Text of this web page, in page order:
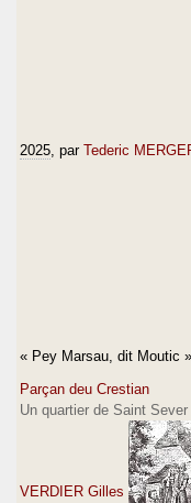
2025 , par Tederic
« Pey Marsau, dit Moutic
Parçan deu Crestian
Un quartier de Saint Sever
VERDIER Gilles